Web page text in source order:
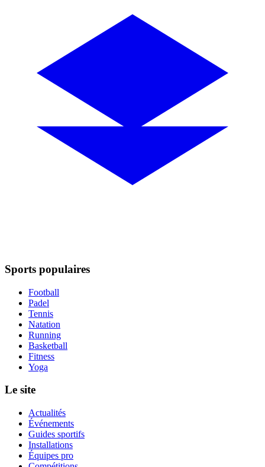
Sports populaires
Football
Padel
Tennis
Natation
Running
Basketball
Fitness
Yoga
Le site
Actualités
Événements
Guides sportifs
Installations
Équipes pro